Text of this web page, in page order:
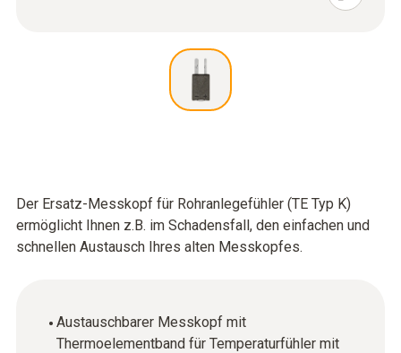
Der Ersatz-Messkopf für Rohranlegefühler (TE Typ K)
ermöglicht Ihnen z.B. im Schadensfall, den einfachen und
schnellen Austausch Ihres alten Messkopfes.
Austauschbarer Messkopf mit
Thermoelementband für Temperaturfühler mit